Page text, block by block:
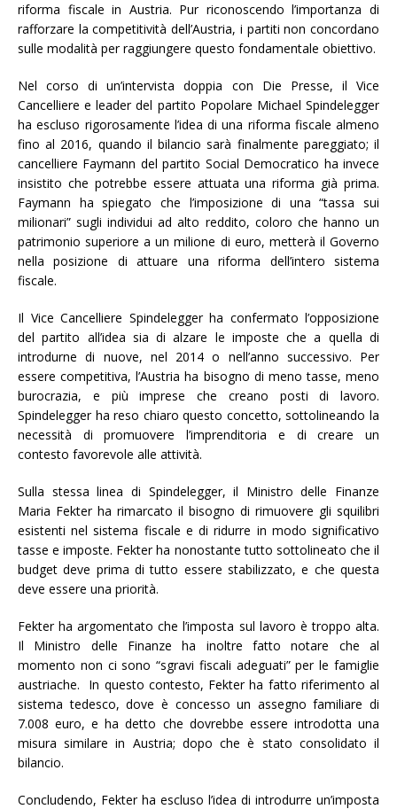
riforma fiscale in Austria. Pur riconoscendo l’importanza di
rafforzare la competitività dell’Austria, i partiti non concordano
sulle modalità per raggiungere questo fondamentale obiettivo.
Nel corso di un’intervista doppia con Die Presse, il Vice
Cancelliere e leader del partito Popolare Michael Spindelegger
ha escluso rigorosamente l’idea di una riforma fiscale almeno
fino al 2016, quando il bilancio sarà finalmente pareggiato; il
cancelliere Faymann del partito Social Democratico ha invece
insistito che potrebbe essere attuata una riforma già prima.
Faymann ha spiegato che l’imposizione di una “tassa sui
milionari” sugli individui ad alto reddito, coloro che hanno un
patrimonio superiore a un milione di euro, metterà il Governo
nella posizione di attuare una riforma dell’intero sistema
fiscale.
Il Vice Cancelliere Spindelegger ha confermato l’opposizione
del partito all’idea sia di alzare le imposte che a quella di
introdurne di nuove, nel 2014 o nell’anno successivo. Per
essere competitiva, l’Austria ha bisogno di meno tasse, meno
burocrazia, e più imprese che creano posti di lavoro.
Spindelegger ha reso chiaro questo concetto, sottolineando la
necessità di promuovere l’imprenditoria e di creare un
contesto favorevole alle attività.
Sulla stessa linea di Spindelegger, il Ministro delle Finanze
Maria Fekter ha rimarcato il bisogno di rimuovere gli squilibri
esistenti nel sistema fiscale e di ridurre in modo significativo
tasse e imposte. Fekter ha nonostante tutto sottolineato che il
budget deve prima di tutto essere stabilizzato, e che questa
deve essere una priorità.
Fekter ha argomentato che l’imposta sul lavoro è troppo alta.
Il Ministro delle Finanze ha inoltre fatto notare che al
momento non ci sono “sgravi fiscali adeguati” per le famiglie
austriache. In questo contesto, Fekter ha fatto riferimento al
sistema tedesco, dove è concesso un assegno familiare di
7.008 euro, e ha detto che dovrebbe essere introdotta una
misura similare in Austria; dopo che è stato consolidato il
bilancio.
Concludendo, Fekter ha escluso l’idea di introdurre un’imposta